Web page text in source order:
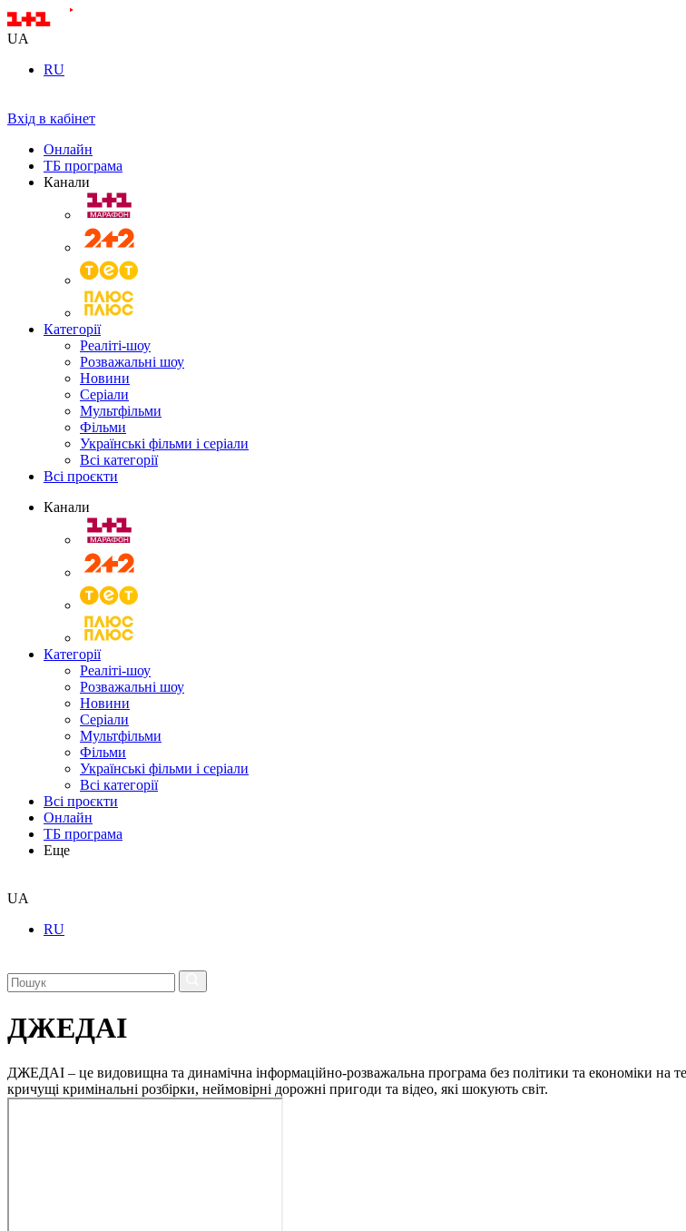
UA
RU
Вхід в кабінет
Онлайн
ТБ програма
Канали
Категорії
Реаліті-шоу
Розважальні шоу
Новини
Серіали
Мультфільми
Фільми
Українські фільми і серіали
Всі категорії
Всі проєкти
Канали
Категорії
Реаліті-шоу
Розважальні шоу
Новини
Серіали
Мультфільми
Фільми
Українські фільми і серіали
Всі категорії
Всі проєкти
Онлайн
ТБ програма
Еще
UA
RU
ДЖЕДАІ
ДЖЕДАІ – це видовищна та динамічна інформаційно-розважальна програма без політики та економіки на
кричущі кримінальні розбірки, неймовірні дорожні пригоди та відео, які шокують світ.